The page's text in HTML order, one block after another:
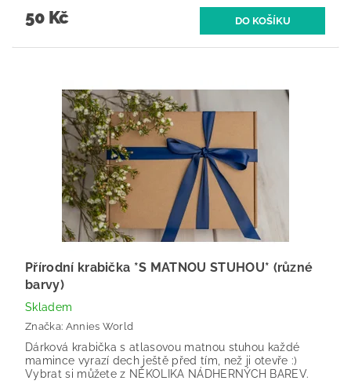
50 Kč
Přírodní krabička *S MATNOU STUHOU* (různé
barvy)
Skladem
Značka: Annies World
Dárková krabička s atlasovou matnou stuhou každé
mamince vyrazí dech ještě před tím, než ji otevře :)
Vybrat si můžete z NĚKOLIKA NÁDHERNÝCH BAREV.